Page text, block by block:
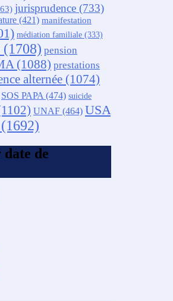
jurisprudence (733)
(421) manifestation
médiation familiale (333)
(1708) pension
(1088) prestations
alternée (1074)
SOS PAPA(474) suicide
UNAF (464) USA
(1692)
de